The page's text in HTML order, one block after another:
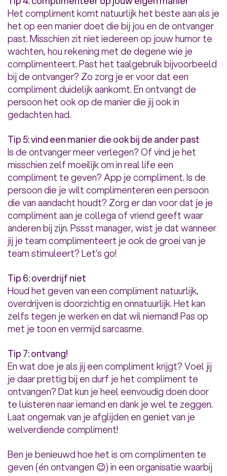
Het compliment komt natuurlijk het beste aan als je
het op een manier doet die bij jou en de ontvanger
past. Misschien zit niet iedereen op jouw humor te
wachten, hou rekening met de degene wie je
complimenteert. Past het taalgebruik bijvoorbeeld
bij de ontvanger? Zo zorg je er voor dat een
compliment duidelijk aankomt. En ontvangt de
persoon het ook op de manier die jij ook in
gedachten had.
Tip 5: vind een manier die ook bij de ander past
Is de ontvanger meer verlegen? Of vind je het
misschien zelf moeilijk om in real life een
compliment te geven? App je compliment. Is de
persoon die je wilt complimenteren een persoon
die van aandacht houdt? Zorg er dan voor dat je je
compliment aan je collega of vriend geeft waar
anderen bij zijn. Pssst manager, wist je dat wanneer
jij je team complimenteert je ook de groei van je
team stimuleert? Let’s go!
Tip 6: overdrijf niet
Houd het geven van een compliment natuurlijk,
overdrijven is doorzichtig en onnatuurlijk. Het kan
zelfs tegen je werken en dat wil niemand! Pas op
met je toon en vermijd sarcasme.
Tip 7: ontvang!
En wat doe je als jij een compliment krijgt? Voel jij
je daar prettig bij en durf je het compliment te
ontvangen? Dat kun je heel eenvoudig doen door
te luisteren naar iemand en dank je wel te zeggen.
Laat ongemak van je afglijden en geniet van je
welverdiende compliment!
Ben je benieuwd hoe het is om complimenten te
geven (én ontvangen 😉) in een organisatie waarbij